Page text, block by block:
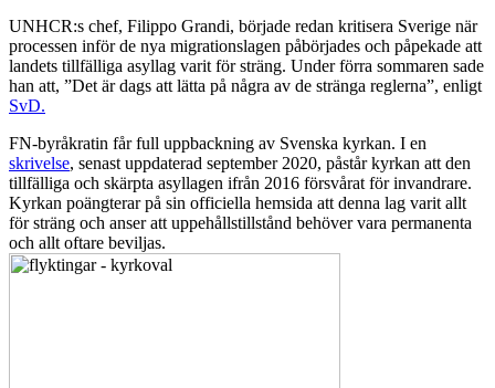
UNHCR:s chef, Filippo Grandi, började redan kritisera Sverige när
processen inför de nya migrationslagen påbörjades och påpekade att
landets tillfälliga asyllag varit för sträng. Under förra sommaren sade
han att, ”Det är dags att lätta på några av de stränga reglerna”, enligt
SvD.
FN-byråkratin får full uppbackning av Svenska kyrkan. I en
skrivelse, senast uppdaterad september 2020, påstår kyrkan att den
tillfälliga och skärpta asyllagen ifrån 2016 försvårat för invandrare.
Kyrkan poängterar på sin officiella hemsida att denna lag varit allt
för sträng och anser att uppehållstillstånd behöver vara permanenta
och allt oftare beviljas.